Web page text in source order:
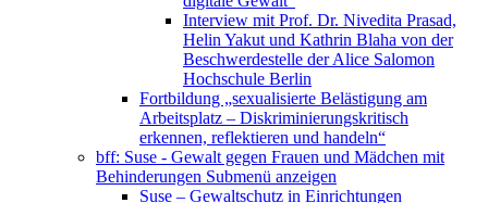
Interview mit Prof. Dr. Nivedita Prasad,
Helin Yakut und Kathrin Blaha von der
Beschwerdestelle der Alice Salomon
Hochschule Berlin
Fortbildung „sexualisierte Belästigung am
Arbeitsplatz – Diskriminierungskritisch
erkennen, reflektieren und handeln“
bff: Suse - Gewalt gegen Frauen und Mädchen mit
Behinderungen Submenü anzeigen
Suse – Gewaltschutz in Einrichtungen